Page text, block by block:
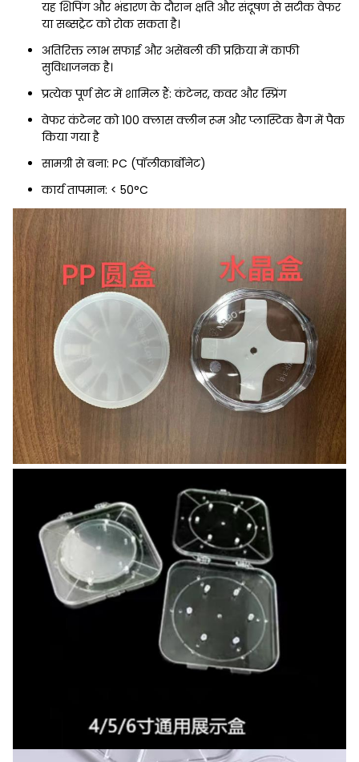
यह शिपिंग और भंडारण के दौरान क्षति और संदूषण से सटीक वेफर
या सब्सट्रेट को रोक सकता है।
अतिरिक्त लाभ सफाई और असेंबली की प्रक्रिया में काफी
सुविधाजनक है।
प्रत्येक पूर्ण सेट में शामिल हैं: कंटेनर, कवर और स्प्रिंग
वेफर कंटेनर को 100 क्लास क्लीन रूम और प्लास्टिक बैग में पैक
किया गया है
सामग्री से बना: PC (पॉलीकार्बोनेट)
कार्य तापमान: < 50°C